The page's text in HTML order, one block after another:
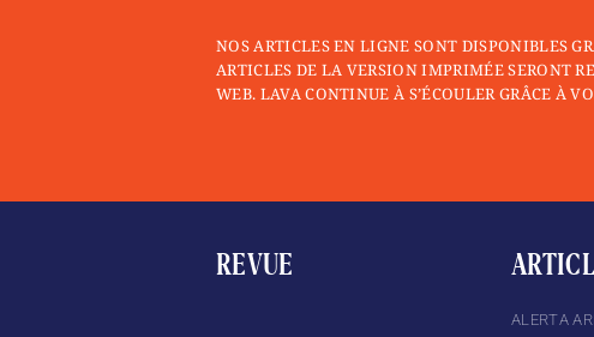
NOS ARTICLES EN LIGNE SONT DISPONIBLES
ARTICLES DE LA VERSION IMPRIMÉE SERONT
WEB. LAVA CONTINUE À S’ÉCOULER GRÂCE À
REVUE
ALERTA